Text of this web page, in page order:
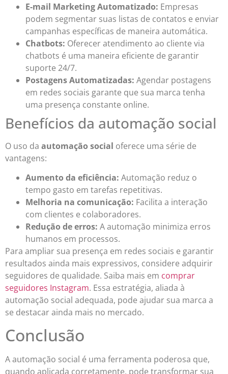
E-mail Marketing Automatizado: Empresas
podem segmentar suas listas de contatos e enviar
campanhas específicas de maneira automática.
Chatbots: Oferecer atendimento ao cliente via
chatbots é uma maneira eficiente de garantir
suporte 24/7.
Postagens Automatizadas: Agendar postagens
em redes sociais garante que sua marca tenha
uma presença constante online.
Benefícios da automação social
O uso da automação social oferece uma série de
vantagens:
Aumento da eficiência: Automação reduz o
tempo gasto em tarefas repetitivas.
Melhoria na comunicação: Facilita a interação
com clientes e colaboradores.
Redução de erros: A automação minimiza erros
humanos em processos.
Para ampliar sua presença em redes sociais e garantir
resultados ainda mais expressivos, considere adquirir
seguidores de qualidade. Saiba mais em comprar
seguidores Instagram. Essa estratégia, aliada à
automação social adequada, pode ajudar sua marca a
se destacar ainda mais no mercado.
Conclusão
A automação social é uma ferramenta poderosa que,
quando aplicada corretamente, pode transformar sua